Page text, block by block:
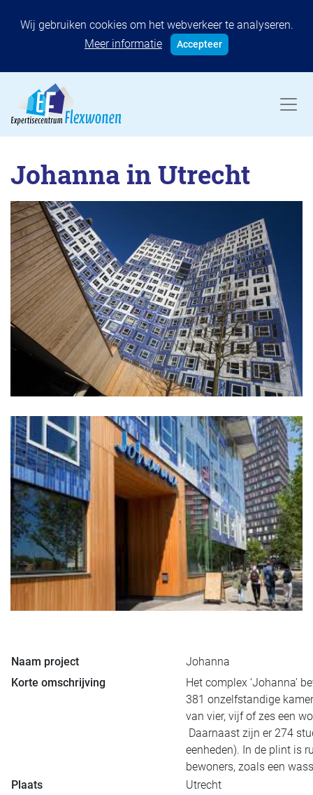
Wij gebruiken cookies om het webverkeer te analyseren.
Meer informatie
Accepteer
Johanna in Utrecht
Naam project
Johanna
Korte omschrijving
Het complex ‘Johanna’
381 onzelfstandige
van vier, vijf of zes een
Daarnaast zijn er 274
eenheden). In de plint is
bewoners, zoals een
Plaats
Utrecht